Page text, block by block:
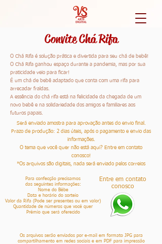
Convite Chá Rifa
O Chá Rifa é solução prática e divertida para seu chá de bebê!
O Chá Rifa ganhou espaço durante a pandemia, mas por sua
praticidade veio para ficar!
É um chá de bebê adaptado que conta com uma rifa para
arrecadar fraldas.
A essência do chá rifa está na felicidade da chegada de um
novo bebê e na solidariedade dos amigos e familiares aos
futuros papais.
Será enviado amostra para aprovação antes do envio final.
Prazo de produção: 2 dias úteis, após o pagamento e envio das
informações.
O tema que você quer não está aqui? Entre em contato
conosco!
*Os arquivos são digitais, nada será enviado pelos correios
Para confecção precisamos
das seguintes informações:
Nome do Bêbe
Data e horário do sorteio
Valor da Rifa (Pode ser presentes ou em valor)
Quantidade de números que você quer
Prêmio que será oferecido
Entre em contato
conosco
Os arquivos serão enviados por e-mail em formato JPG para
compartilhamento em redes sociais e em PDF para impressão